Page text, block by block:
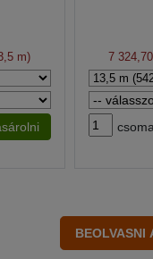
m) 7